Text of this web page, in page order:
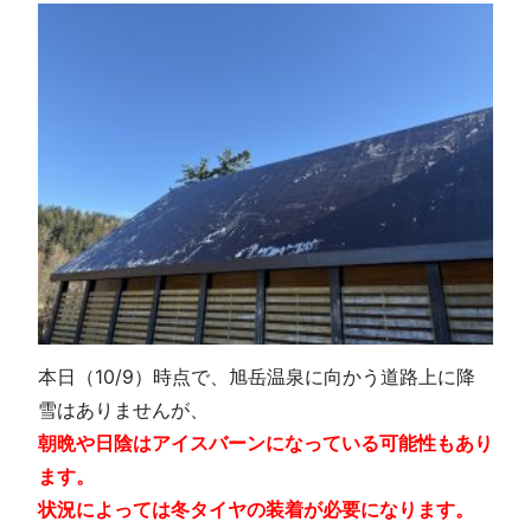
本日（10/9）時点で、旭岳温泉に向かう道路上に降
雪はありませんが、
朝晩や日陰はアイスバーンになっている可能性もあり
ます。
状況によっては冬タイヤの装着が必要になります。